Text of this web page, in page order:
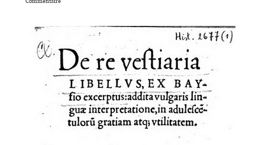
Commentaire